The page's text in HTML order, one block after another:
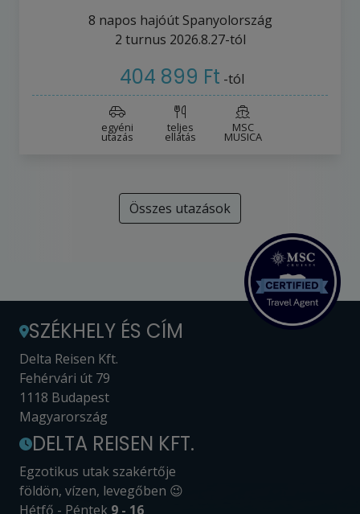
8 napos hajóút Spanyolország
2 turnus 2026.8.27-tól
404 899 Ft -tól
egyéni
utazás
teljes
ellátás
MSC
MUSICA
Összes utazások
SZÉKHELY ÉS CÍM
Delta Reisen Kft.
Fehérvári út 79
1118 Budapest
Magyarország
DELTA REISEN KFT.
Egzotikus utak szakértője
földön, vízen, levegőben 😉
Hétfő - Péntek 9 - 16